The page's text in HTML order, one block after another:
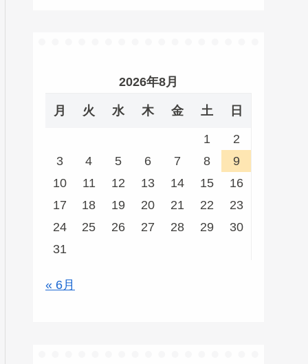
2026年8月
月 火 水 木 金 土 日
1
2
3
4 5 6 7 8
9
10
11 12 13 14 15
16
17
18 19 20 21 22
23
24
25 26 27 28 29
30
31
« 6月